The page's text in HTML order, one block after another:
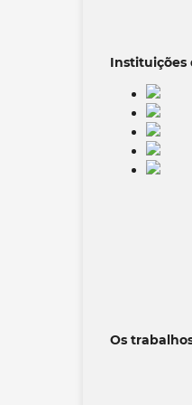
Instituições
Os